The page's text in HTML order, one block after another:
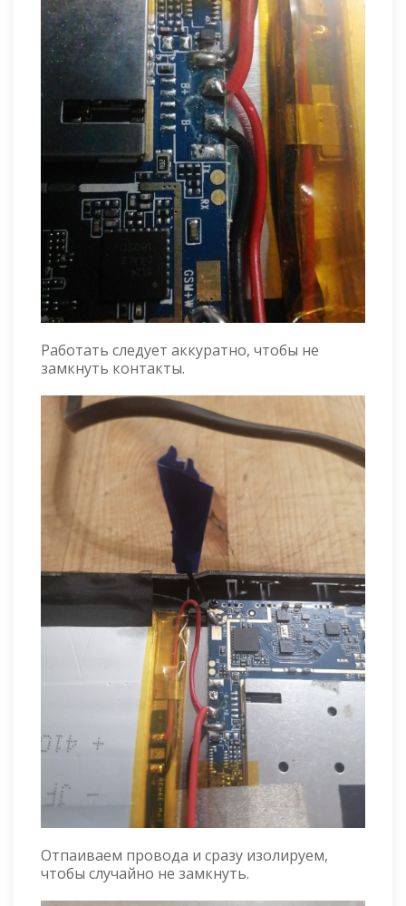
Работать следует аккуратно, чтобы не
замкнуть контакты.
Отпаиваем провода и сразу изолируем,
чтобы случайно не замкнуть.